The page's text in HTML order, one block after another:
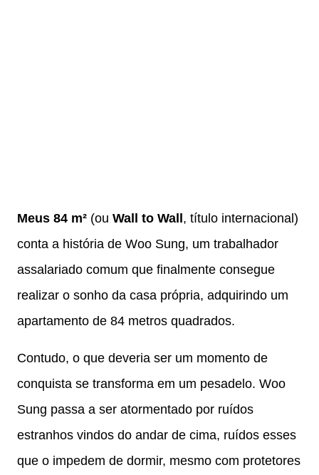
Meus 84 m² (ou Wall to Wall , título internacional)
conta a história de Woo Sung, um trabalhador
assalariado comum que finalmente consegue
realizar o sonho da casa própria, adquirindo um
apartamento de 84 metros quadrados.
Contudo, o que deveria ser um momento de
conquista se transforma em um pesadelo. Woo
Sung passa a ser atormentado por ruídos
estranhos vindos do andar de cima, ruídos esses
que o impedem de dormir, mesmo com protetores